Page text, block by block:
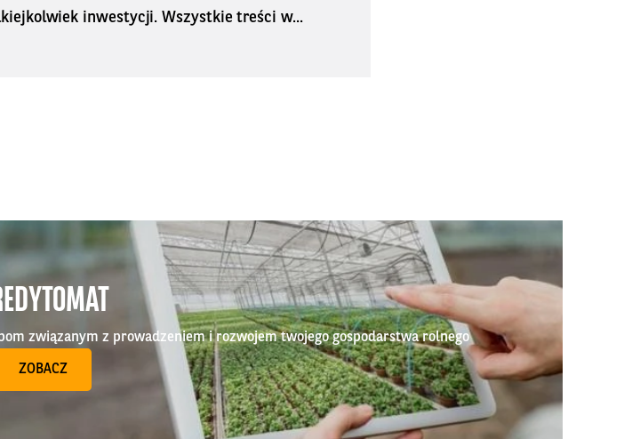
inwestycji. Wszystkie treści w...
związanym z prowadzeniem i rozwojem twojego gospodarstwa rolnego
ZOBACZ